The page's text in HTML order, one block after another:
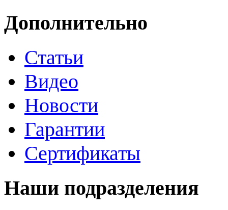
Дополнительно
Статьи
Видео
Новости
Гарантии
Сертификаты
Наши подразделения